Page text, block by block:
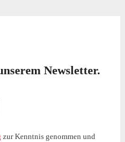
Newsletter.
zur Kenntnis genommen und